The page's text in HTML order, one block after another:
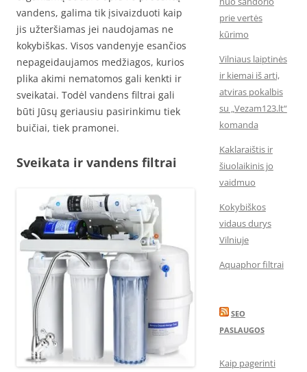
vandens, galima tik įsivaizduoti kaip
jis užteršiamas jei naudojamas ne
kokybiškas. Visos vandenyje esančios
nepageidaujamos medžiagos, kurios
plika akimi nematomos gali kenkti ir
sveikatai. Todėl vandens filtrai gali
būti Jūsų geriausiu pasirinkimu tiek
buičiai, tiek pramonei.
Sveikata ir vandens filtrai
prie vertės
kūrimo
Vilniaus laiptinės
ir kiemai iš arti,
atviras pokalbis
su „Vezam123.lt“
komanda
Kaklaraištis ir
šiuolaikinis jo
vaidmuo
Kokybiškos
vidaus durys
Vilniuje
Aquaphor filtrai
SEO
PASLAUGOS
Kaip pagerinti